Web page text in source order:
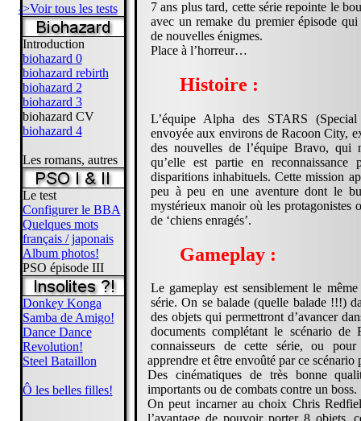
->Voir tous les tests
Introduction
biohazard 0
biohazard rebirth
biohazard 2
biohazard 3
biohazard CV
biohazard 4
Les romans, autres
Le test
Configurer le BBA
Quelques mots
français / japonais
Album photos!
PSO épisode III
Donkey Konga
Samba de Amigo!
Dance Dance
Revolution!
Steel Bataillon
Ô les belles filles!
7 ans plus tard, cette série repointe le
avec un remake du premier épisode
de nouvelles énigmes.
Place à l’horreur…
Histoire :
L’équipe Alpha des STARS
envoyée aux environs de Racoon City,
des nouvelles de l’équipe Bravo, qui
qu’elle est partie en
disparitions inhabituels. Cette mission
peu à peu en une aventure dont le
mystérieux manoir où les protagonistes
de ‘chiens enragés’.
Gameplay :
Le gameplay est sensiblement le
série. On se balade (quelle balade !!!)
des objets qui permettront d’avancer
documents complétant le scénario
connaisseurs de cette série, ou
apprendre et être envoûté par ce scénario
Des cinématiques de très bonne
importants ou de combats contre un boss.
On peut incarner au choix Chris